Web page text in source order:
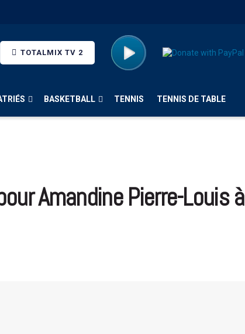
TOTALMIX TV 2
BASKETBALL TENNIS TENNIS DE TABLE
Amandine Pierre-Louis à